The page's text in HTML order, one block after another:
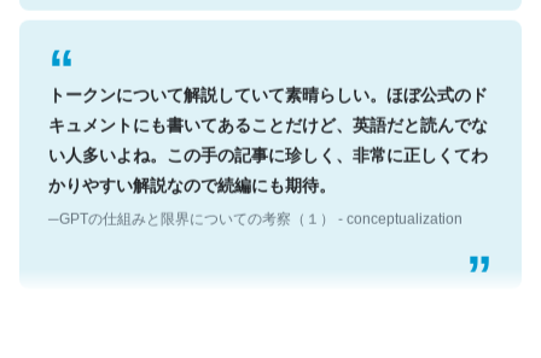
トークンについて解説していて素晴らしい。ほぼ公式のド
キュメントにも書いてあることだけど、英語だと読んでな
い人多いよね。この手の記事に珍しく、非常に正しくてわ
かりやすい解説なので続編にも期待。
─GPTの仕組みと限界についての考察（１） - conceptualization